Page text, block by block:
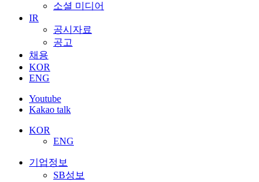
소셜 미디어
IR
공시자료
공고
채용
KOR
ENG
Youtube
Kakao talk
KOR
ENG
기업정보
SB성보